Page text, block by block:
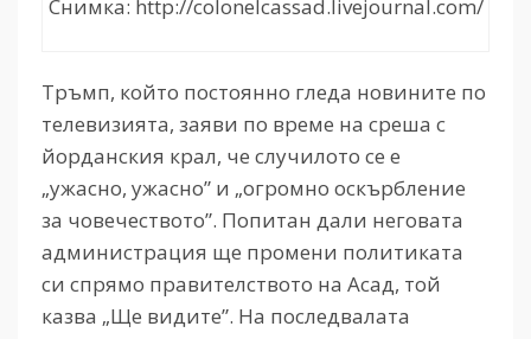
Снимка: http://colonelcassad.livejournal.com/
Тръмп, който постоянно гледа новините по
телевизията, заяви по време на среша с
йорданския крал, че случилото се е
„ужасно, ужасно” и „огромно оскърбление
за човечеството”. Попитан дали неговата
администрация ще промени политиката
си спрямо правителството на Асад, той
казва „Ще видите”. На последвалата